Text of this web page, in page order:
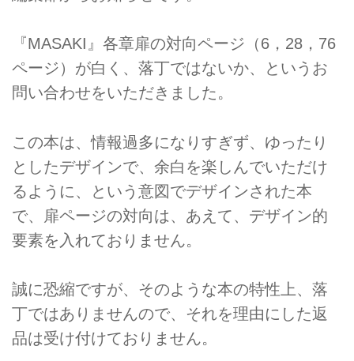
『MASAKI』各章扉の対向ページ（6，28，76
ページ）が白く、落丁ではないか、というお
問い合わせをいただきました。
この本は、情報過多になりすぎず、ゆったり
としたデザインで、余白を楽しんでいただけ
るように、という意図でデザインされた本
で、扉ページの対向は、あえて、デザイン的
要素を入れておりません。
誠に恐縮ですが、そのような本の特性上、落
丁ではありませんので、それを理由にした返
品は受け付けておりません。